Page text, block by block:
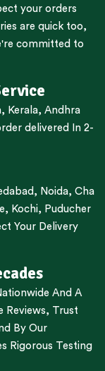
your orders
are quick too,
committed to
, Kerala, Andhra
delivered In 2-
, Noida, Cha
, Kochi, Puducher
Your Delivery
And A
Reviews, Trust
By Our
Rigorous Testing